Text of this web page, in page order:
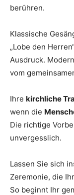
berühren.
Klassische
„Lobe den
Ausdruck.
vom
Ihre kirchliche
wenn die
Die richtige
unvergesslich.
Lassen Sie sich
Zeremonie, die Ihr
So beginnt Ihr